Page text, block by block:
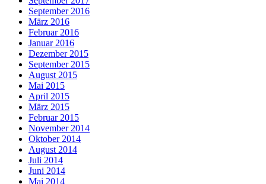
September 2016
März 2016
Februar 2016
Januar 2016
Dezember 2015
September 2015
August 2015
Mai 2015
April 2015
März 2015
Februar 2015
November 2014
Oktober 2014
August 2014
Juli 2014
Juni 2014
Mai 2014